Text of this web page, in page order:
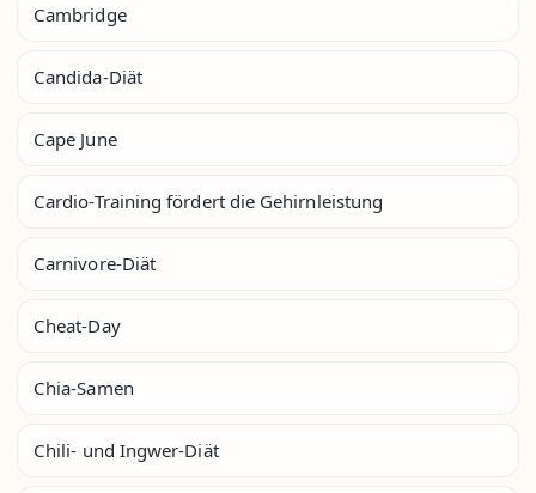
Cambridge
Candida-Diät
Cape June
Cardio-Training fördert die Gehirnleistung
Carnivore-Diät
Cheat-Day
Chia-Samen
Chili- und Ingwer-Diät